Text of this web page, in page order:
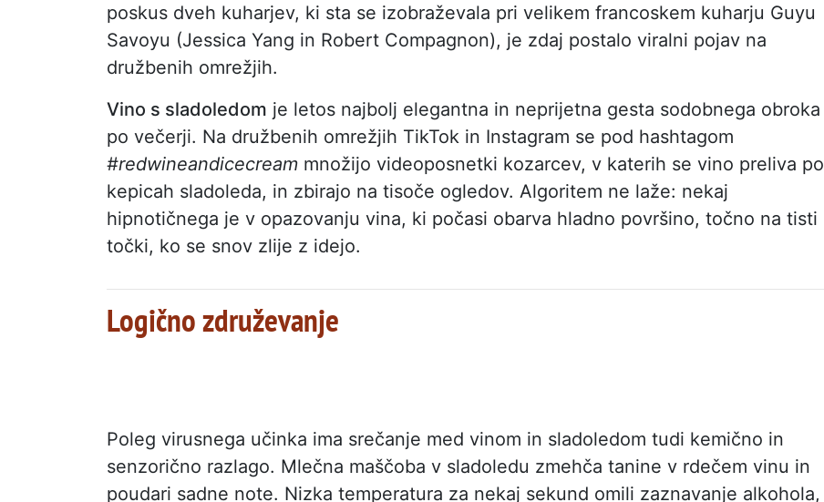
poskus dveh kuharjev, ki sta se izobraževala pri velikem francoskem kuharju Guyu
Savoyu (Jessica Yang in Robert Compagnon), je zdaj postalo viralni pojav na
družbenih omrežjih.
Vino s sladoledom je letos najbolj elegantna in neprijetna gesta sodobnega obroka
po večerji. Na družbenih omrežjih TikTok in Instagram se pod hashtagom
#redwineandicecream množijo videoposnetki kozarcev, v katerih se vino preliva po
kepicah sladoleda, in zbirajo na tisoče ogledov. Algoritem ne laže: nekaj
hipnotičnega je v opazovanju vina, ki počasi obarva hladno površino, točno na tisti
točki, ko se snov zlije z idejo.
Logično združevanje
Poleg virusnega učinka ima srečanje med vinom in sladoledom tudi kemično in
senzorično razlago. Mlečna maščoba v sladoledu zmehča tanine v rdečem vinu in
poudari sadne note. Nizka temperatura za nekaj sekund omili zaznavanje alkohola,